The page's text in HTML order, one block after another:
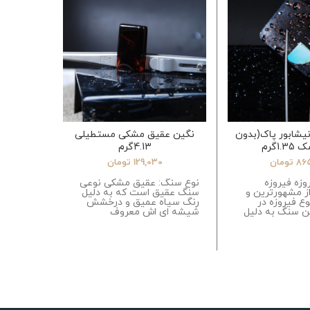
پاک(بدون
تومان
فیروزه
مشهورترین و
فیروزه در
سنگ به دلیل
نگین عقیق مشکی مستطیلی
4.13گرم
129,030 تومان
نوع سنگ: عقیق مشکی نوعی
سنگ عقیق است که به دلیل
رنگ سیاه عمیق و درخشش
شیشه ای اش معروف